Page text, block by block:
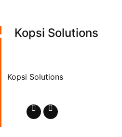
Kopsi Solutions
Kopsi Solutions